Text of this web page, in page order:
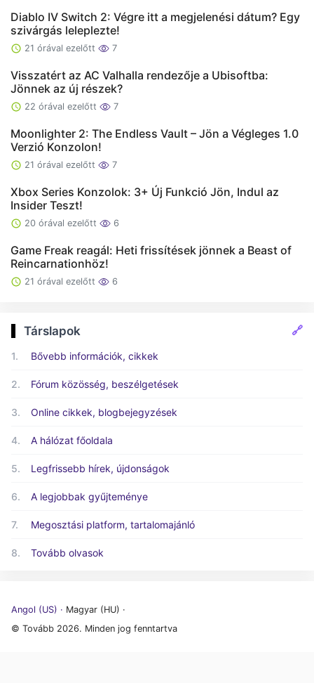
Diablo IV Switch 2: Végre itt a megjelenési dátum? Egy
szivárgás leleplezte!
21 órával ezelőtt 7
Visszatért az AC Valhalla rendezője a Ubisoftba:
Jönnek az új részek?
22 órával ezelőtt 7
Moonlighter 2: The Endless Vault – Jön a Végleges 1.0
Verzió Konzolon!
21 órával ezelőtt 7
Xbox Series Konzolok: 3+ Új Funkció Jön, Indul az
Insider Teszt!
20 órával ezelőtt 6
Game Freak reagál: Heti frissítések jönnek a Beast of
Reincarnationhöz!
21 órával ezelőtt 6
Társlapok 🔗
1. Bővebb információk, cikkek
2. Fórum közösség, beszélgetések
3. Online cikkek, blogbejegyzések
4. A hálózat főoldala
5. Legfrissebb hírek, újdonságok
6. A legjobbak gyűjteménye
7. Megosztási platform, tartalomajánló
8. Tovább olvasok
Angol (US) · Magyar (HU) ·
© Tovább 2026. Minden jog fenntartva